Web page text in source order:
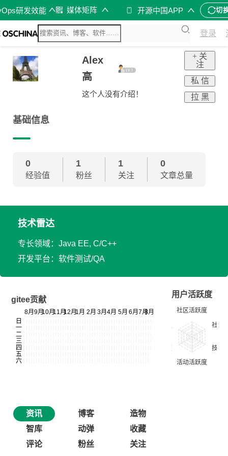
研发效能 媒体矩阵 开源中国APP 切
登录
Alex
高
这个人没有介绍！
+ 关
注
私 信
拉 黑
基础信息
0
经验值
1
粉丝
1
关注
0
文章总量
技术雷达
专长领域：Java EE, C/C++
开发平台：软件测试/QA
gitee贡献
用户活跃度
资讯 博客
造物
智库
动弹
收藏
评论
粉丝 关注